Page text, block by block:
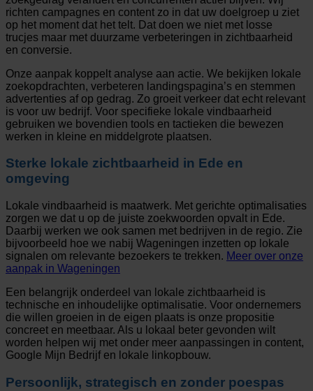
richten campagnes en content zo in dat uw doelgroep u ziet
op het moment dat het telt. Dat doen we niet met losse
trucjes maar met duurzame verbeteringen in zichtbaarheid
en conversie.
Onze aanpak koppelt analyse aan actie. We bekijken lokale
zoekopdrachten, verbeteren landingspagina’s en stemmen
advertenties af op gedrag. Zo groeit verkeer dat echt relevant
is voor uw bedrijf. Voor specifieke lokale vindbaarheid
gebruiken we bovendien tools en tactieken die bewezen
werken in kleine en middelgrote plaatsen.
Sterke lokale zichtbaarheid in Ede en
omgeving
Lokale vindbaarheid is maatwerk. Met gerichte optimalisaties
zorgen we dat u op de juiste zoekwoorden opvalt in Ede.
Daarbij werken we ook samen met bedrijven in de regio. Zie
bijvoorbeeld hoe we nabij Wageningen inzetten op lokale
signalen om relevante bezoekers te trekken. Meer over onze
aanpak in Wageningen
Een belangrijk onderdeel van lokale zichtbaarheid is
technische en inhoudelijke optimalisatie. Voor ondernemers
die willen groeien in de eigen plaats is onze propositie
concreet en meetbaar. Als u lokaal beter gevonden wilt
worden helpen wij met onder meer aanpassingen in content,
Google Mijn Bedrijf en lokale linkopbouw.
Persoonlijk, strategisch en zonder poespas